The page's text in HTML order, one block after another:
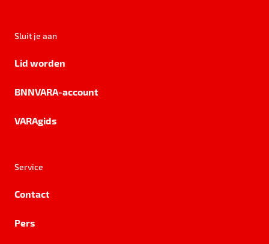
Sluit je aan
Lid worden
BNNVARA-account
VARAgids
Service
Contact
Pers